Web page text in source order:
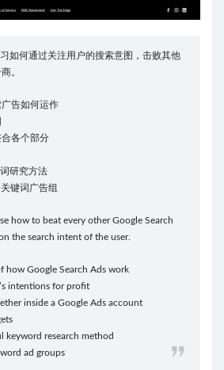
如何通过关注用户的搜索意图，击败其他
。
告如何运作
各个部分
研究方法
键词广告组
how to beat every other Google Search
the search intent of the user.
how Google Search Ads work
intentions for profit
inside a Google Ads account
keyword research method
ad groups